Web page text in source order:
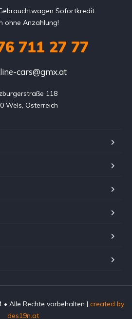
Sofortkredit
ohne Anzahlung!
711 27 77
cars@gmx.at
118
Wels, Österreich
Alle Rechte vorbehalten | created by
des19n.at